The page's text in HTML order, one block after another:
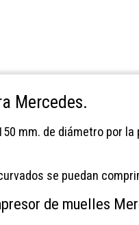
Mercedes.
mm. de diámetro por
se puedan
de muelles